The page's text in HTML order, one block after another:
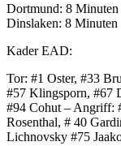
Dinslaken: 8 Minuten
Kader EAD:
Tor: #1 Oster, #33
#57 Klingsporn, #67
#94 Cohut – Angriff:
Rosenthal, # 40
Lichnovsky #75